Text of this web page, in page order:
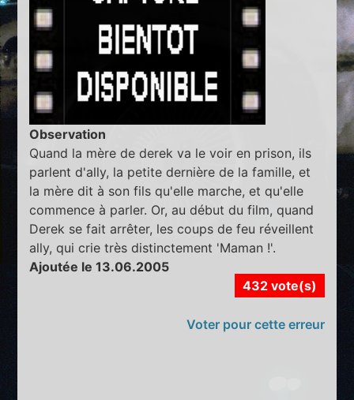
Observation
Quand la mère de derek va le voir en prison, ils
parlent d'ally, la petite dernière de la famille, et
la mère dit à son fils qu'elle marche, et qu'elle
commence à parler. Or, au début du film, quand
Derek se fait arrêter, les coups de feu réveillent
ally, qui crie très distinctement 'Maman !'.
Ajoutée le 13.06.2005
432 vote(s)
Voter pour cette erreur